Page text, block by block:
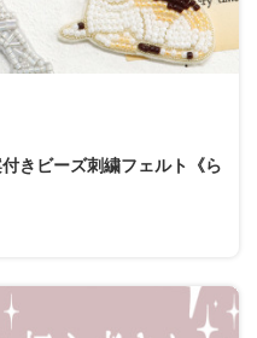
きビーズ刺繍フェルト《ら